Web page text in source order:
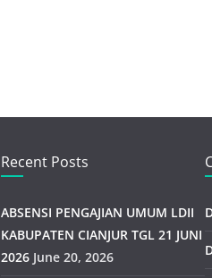
Recent Posts
ABSENSI PENGAJIAN UMUM LDII
KABUPATEN CIANJUR TGL 21 JUNI
2026 June 20, 2026